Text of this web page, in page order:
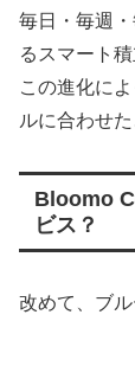
毎日・毎週
るスマート
この進化に
ルに合わせ
Bloomo
ビス？
改めて、ブ